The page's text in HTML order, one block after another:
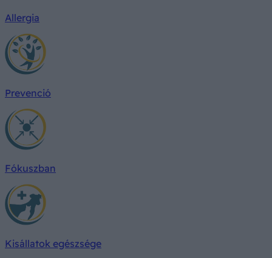
Allergia
Prevenció
Fókuszban
Kisállatok egészsége